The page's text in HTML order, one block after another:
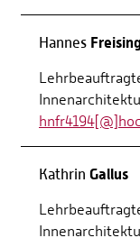
Hannes Freising
Kathrin Gallus